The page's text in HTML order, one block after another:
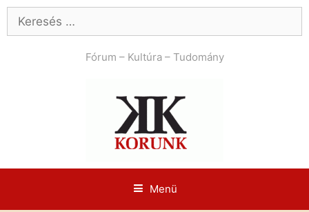
Kilépés
Keresés:
Fórum – Kultúra – Tudomány
Menü